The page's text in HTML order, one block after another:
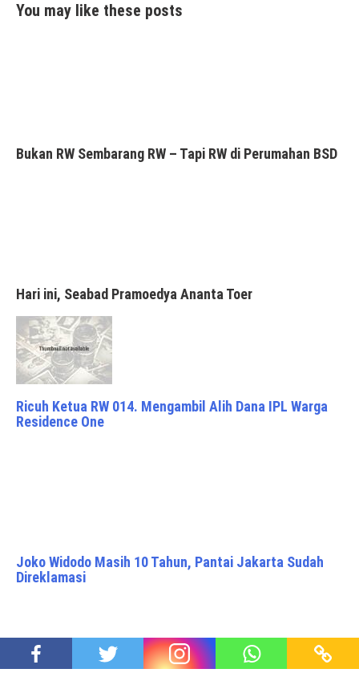
You may like these posts
Bukan RW Sembarang RW – Tapi RW di Perumahan BSD
Hari ini, Seabad Pramoedya Ananta Toer
Ricuh Ketua RW 014. Mengambil Alih Dana IPL Warga
Residence One
Joko Widodo Masih 10 Tahun, Pantai Jakarta Sudah
Direklamasi